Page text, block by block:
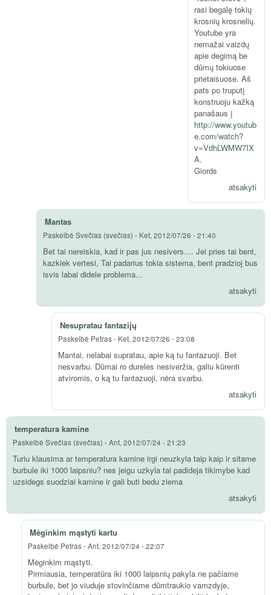
rasi begalę tokių
krosnių krosnelių.
Youtube yra
nemažai vaizdų
apie degimą be
dūmų tokiuose
prietaisuose. Aš
pats po truputį
konstruoju kažką
panašaus į
http://www.youtub
e.com/watch?
v=VdhLWMW7IX
A.
Giords
atsakyti
Mantas
Paskelbė Svečias (svečias) - Ket, 2012/07/26 - 21:40
Bet tai nereiskia, kad ir pas jus nesivers.... Jei pries tai bent,
kazkiek vertesi, Tai padarius tokia sistema, bent pradzioj bus
isvis labai didele problema...
atsakyti
Nesupratau fantazijų
Paskelbė Petras- Ket, 2012/07/26 - 23:08
Mantai, nelabai supratau, apie ką tu fantazuoji. Bet
nesvarbu. Dūmai ro dureles nesiveržia, galiu kūrenti
atviromis, o ką tu fantazuoji, nėra svarbu.
atsakyti
temperatura kamine
Paskelbė Svečias (svečias) -Ant, 2012/07/24 - 21:23
Turiu klausima ar temperatura kamine irgi neuzkyla taip kaip ir sitame
burbule iki 1000 laipsniu? nes jeigu uzkyla tai padideja tikimybe kad
uzsidegs suodziai kamine ir gali buti bedu ziema
atsakyti
Mėginkim mąstyti kartu
Paskelbė Petras-Ant, 2012/07/24 - 22:07
Mėginkim mąstyti.
Pirmiausia, temperatūra iki 1000 laipsnių pakyla ne pačiame
burbule, bet jo viuduje stovinčiame dūmtraukio vamzdyje,